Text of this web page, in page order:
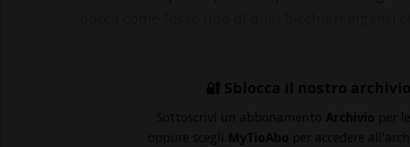
🔐 Sblocca il nostro
Sottoscrivi un abbonamento Archivio per
oppure scegli MyTioAbo per accedere